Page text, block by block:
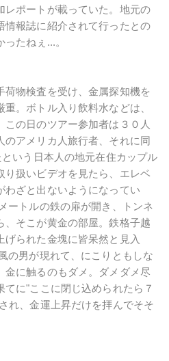
レポートが載っていた。地元の
情報誌に紹介されて行ったとの
たねぇ...。
荷物検査を受け、金属探知機を
。ボトル入り飲料水などは、
の日のツアー参加者は３０人
アメリカ人旅行者、それに同
いう日本人の地元在住カップル
り扱いビデオを見たら、エレベ
わざと出ないようになってい
ートルの鉄の扉が開き、トンネ
、そこが黄金の部屋。鉄格子越
げられた金塊に皆呆然と見入
の男が現れて、にこりともしな
金に触るのもダメ。ダメダメ尽
てに"ここに閉じ込められたら７
れ、金運上昇だけを拝んでそそ